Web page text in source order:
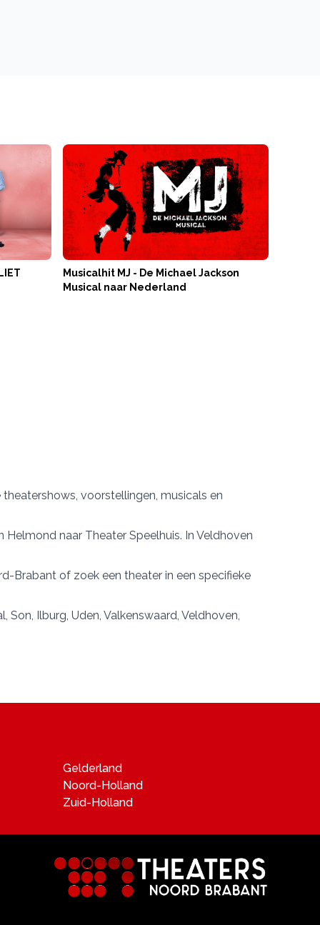
Musicalhit MJ - De Michael Jackson
Musical naar Nederland
voorstellingen, musicals en
Helmond naar Theater Speelhuis. In Veldhoven
Brabant of zoek een theater in een specifieke
, Son, Ilburg, Uden, Valkenswaard, Veldhoven,
Gelderland
Noord-Holland
Zuid-Holland